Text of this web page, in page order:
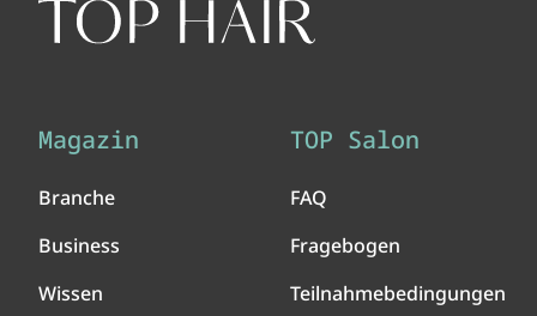
Magazin
Branche
Business
Wissen
TOP Salon
FAQ
Fragebogen
Teilnahmebedingungen